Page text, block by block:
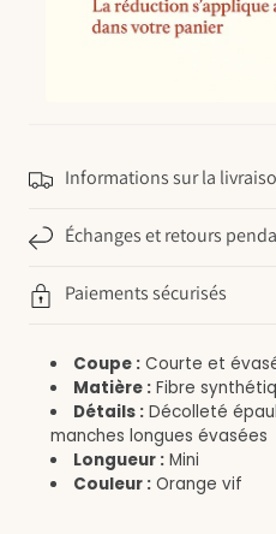
Informations sur la
Échanges et retours
Paiements sécurisés
Coupe : Courte et
Matière : Fibre
Détails : Décolleté
manches longues évasées
Longueur : Mini
Couleur : Orange vif